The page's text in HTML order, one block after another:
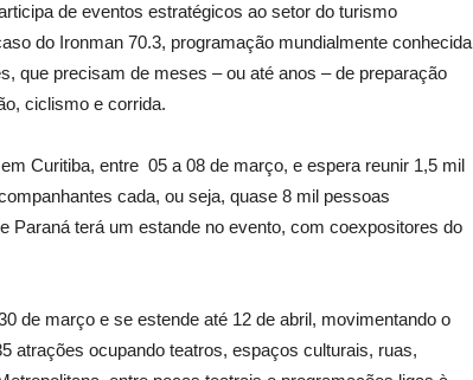
de eventos estratégicos ao setor do turismo
do Ironman 70.3, programação mundialmente conhecida
que precisam de meses – ou até anos – de preparação
ciclismo e corrida.
Curitiba, entre 05 a 08 de março, e espera reunir 1,5 mil
cada, ou seja, quase 8 mil pessoas
Paraná terá um estande no evento, com coexpositores do
de março e se estende até 12 de abril, movimentando o
atrações ocupando teatros, espaços culturais, ruas,